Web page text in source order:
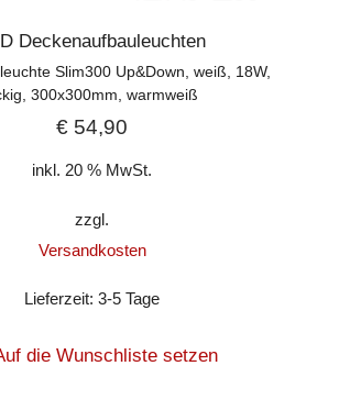
Deckenaufbauleuchten
Slim300 Up&Down, weiß, 18W,
300x300mm, warmweiß
€ 54,90
inkl. 20 % MwSt.
zzgl.
Versandkosten
Lieferzeit:3-5 Tage
die Wunschliste setzen